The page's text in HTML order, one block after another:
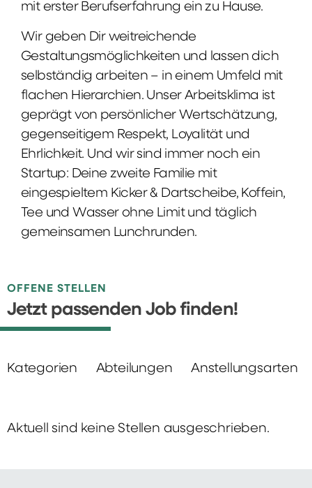
mit erster Berufserfahrung ein zu Hause.
Wir geben Dir weitreichende
Gestaltungsmöglichkeiten und lassen dich
selbständig arbeiten – in einem Umfeld mit
flachen Hierarchien. Unser Arbeitsklima ist
geprägt von persönlicher Wertschätzung,
gegenseitigem Respekt, Loyalität und
Ehrlichkeit. Und wir sind immer noch ein
Startup: Deine zweite Familie mit
eingespieltem Kicker & Dartscheibe, Koffein,
Tee und Wasser ohne Limit und täglich
gemeinsamen Lunchrunden.
OFFENE STELLEN
Jetzt passenden Job finden!
Kategorien Abteilungen Anstellungsarten
Aktuell sind keine Stellen ausgeschrieben.